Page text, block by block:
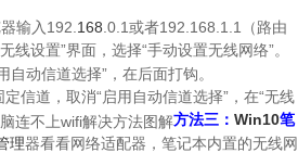
输入192. 168 .0.1或者192.168.1.1（路由
线设置”界面，选择“手动设置无线网络”。
动信道选择”，在后面打钩。
信道，取消“启用自动信道选择”，在“无线
方法三： Win10笔
理器看看网络适配器，笔记本内置的无线网